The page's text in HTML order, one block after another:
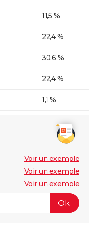
11,5 %
22,4 %
30,6 %
22,4 %
1,1 %
Voir un exemple
Voir un exemple
Voir un exemple